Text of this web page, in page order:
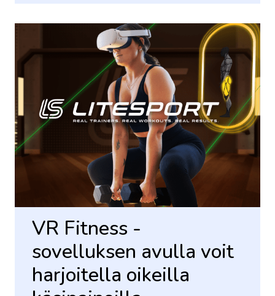
VR Fitness -
sovelluksen avulla voit
harjoitella oikeilla